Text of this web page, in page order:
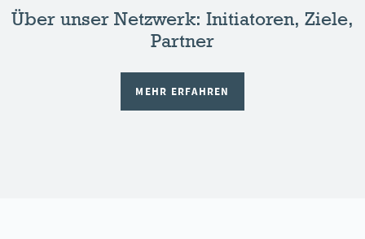
Über unser Netzwerk: Initiatoren, Ziele,
Partner
MEHR ERFAHREN